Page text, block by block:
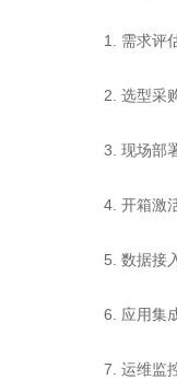
1. 需求评
2. 选型采
3. 现场部
4. 开箱激
5. 数据接
6. 应用集
7. 运维监